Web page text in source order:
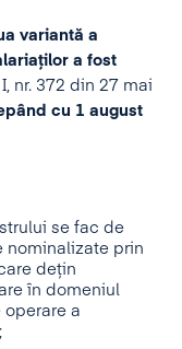
variantă a
a fost
nr. 372 din 27 mai
cu 1 august
se fac de
nominalizate prin
deţin
în domeniul
operare a